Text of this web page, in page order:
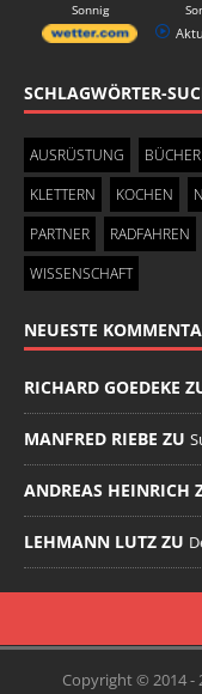
Sonnig
SCHLAGWÖRTER-
AUSRÜSTUNG BÜCHER
KLETTERN
KOCHEN
PARTNER
RADFAHREN
WISSENSCHAFT
NEUESTE
RICHARD GOEDEKE
MANFRED RIEBE ZU
ANDREAS HEINRICH
LEHMANN LUTZ ZU
Copyright © 2014 -